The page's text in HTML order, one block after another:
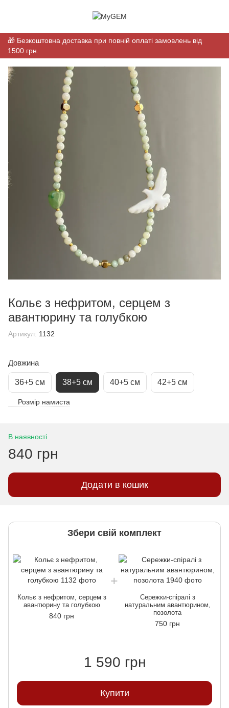
🎁 Безкоштовна доставка при повній оплаті замовлень від
1500 грн.
Кольє з нефритом, серцем з
авантюрину та голубкою
Артикул: 1132
Довжина
36+5 см 38+5 см 40+5 см 42+5 см
Розмір намиста
В наявності
840 грн
Додати в кошик
Збери свій комплект
Кольє з нефритом, серцем з
авантюрину та голубкою
840 грн
Сережки-спіралі з
натуральним авантюрином,
позолота
750 грн
1 590 грн
Купити